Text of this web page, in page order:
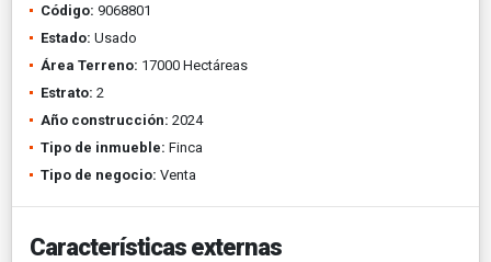
Código: 9068801
Estado: Usado
Área Terreno: 17000 Hectáreas
Estrato: 2
Año construcción: 2024
Tipo de inmueble: Finca
Tipo de negocio: Venta
Características externas